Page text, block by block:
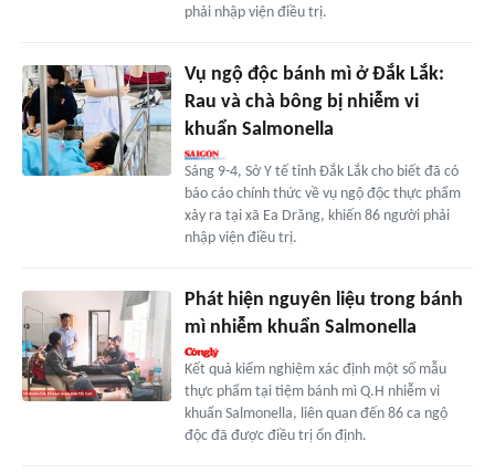
phải nhập viện điều trị.
Vụ ngộ độc bánh mì ở Đắk Lắk:
Rau và chà bông bị nhiễm vi
khuẩn Salmonella
Sáng 9-4, Sở Y tế tỉnh Đắk Lắk cho biết đã có
báo cáo chính thức về vụ ngộ độc thực phẩm
xảy ra tại xã Ea Drăng, khiến 86 người phải
nhập viện điều trị.
Phát hiện nguyên liệu trong bánh
mì nhiễm khuẩn Salmonella
Kết quả kiểm nghiệm xác định một số mẫu
thực phẩm tại tiệm bánh mì Q.H nhiễm vi
khuẩn Salmonella, liên quan đến 86 ca ngộ
độc đã được điều trị ổn định.